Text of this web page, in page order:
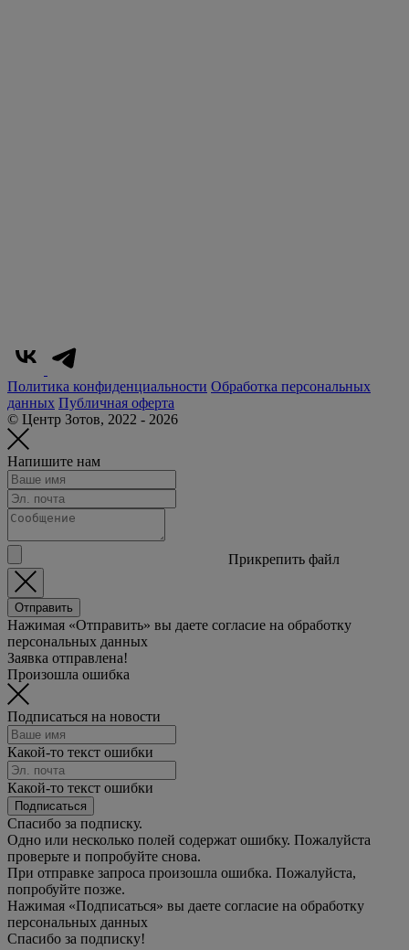
Политика конфиденциальности Обработка персональных
данных Публичная оферта
© Центр Зотов, 2022 - 2026
Напишите нам
Прикрепить файл
Отправить
Нажимая «Отправить» вы даете согласие на обработку
персональных данных
Заявка отправлена!
Произошла ошибка
Подписаться на новости
Какой-то текст ошибки
Какой-то текст ошибки
Подписаться
Спасибо за подписку.
Одно или несколько полей содержат ошибку. Пожалуйста
проверьте и попробуйте снова.
При отправке запроса произошла ошибка. Пожалуйста,
попробуйте позже.
Нажимая «Подписаться» вы даете согласие на обработку
персональных данных
Спасибо за подписку!